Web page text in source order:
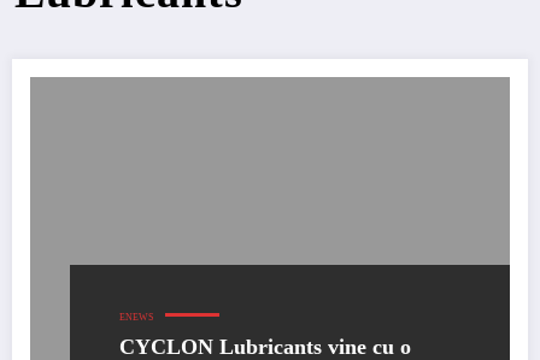
ENEWS
CYCLON Lubricants vine cu o